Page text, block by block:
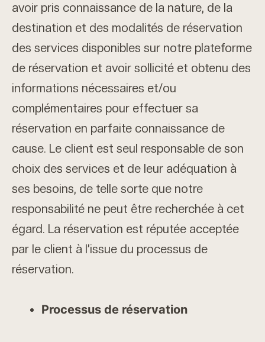
avoir pris connaissance de la nature, de la
destination et des modalités de réservation
des services disponibles sur notre plateforme
de réservation et avoir sollicité et obtenu des
informations nécessaires et/ou
complémentaires pour effectuer sa
réservation en parfaite connaissance de
cause. Le client est seul responsable de son
choix des services et de leur adéquation à
ses besoins, de telle sorte que notre
responsabilité ne peut être recherchée à cet
égard. La réservation est réputée acceptée
par le client à l’issue du processus de
réservation.
Processus de réservation